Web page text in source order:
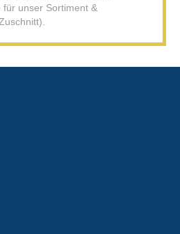
unser Sortiment &